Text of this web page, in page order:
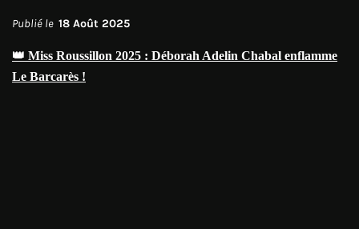
Publié le 18 Août 2025
👑 Miss Roussillon 2025 : Déborah Adelin Chabal enflamme
Le Barcarès !